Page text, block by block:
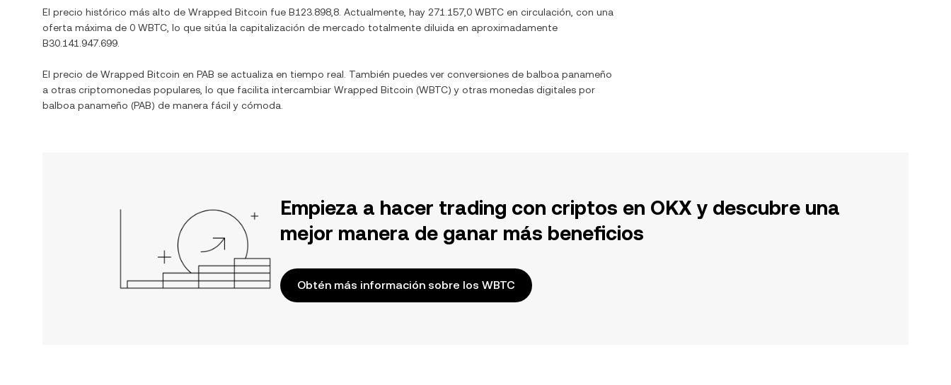
El precio histórico más alto de Wrapped Bitcoin fue B123.898,8 . Actualmente, hay 271.157,0 WBTC en circulación, con una
oferta máxima de 0 WBTC , lo que sitúa la capitalización de mercado totalmente diluida en aproximadamente
B30.141.947.699
El precio de Wrapped Bitcoin en PAB se actualiza en tiempo real. También puedes ver conversiones de balboa panameño
a otras criptomonedas populares, lo que facilita intercambiar Wrapped Bitcoin (WBTC) y otras monedas digitales por
balboa panameño (PAB) de manera fácil y cómoda.
Empieza a hacer trading con criptos en OKX y descubre una
mejor manera de ganar más beneficios
Obtén más información sobre los WBTC